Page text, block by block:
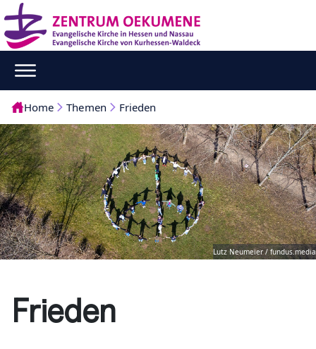
Home Themen Frieden
Lutz Neumeier / fundus.media
Frieden